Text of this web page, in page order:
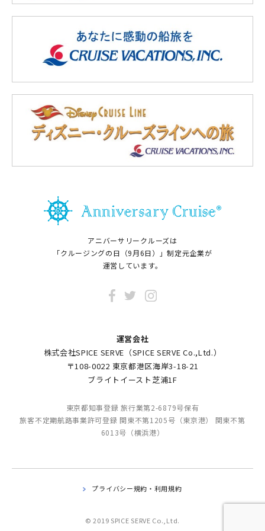
アニバーサリークルーズは
「クルージングの日（9月6日）」制定元企業が
運営しています。
運営会社
株式会社SPICE SERVE（SPICE SERVE Co.,Ltd.）
〒108-0022 東京都港区海岸3-18-21
ブライトイースト芝浦1F
東京都知事登録 旅行業第2-6879号保有
旅客不定期航路事業許可登録 関東不第1205号（東京港） 関東不第
6013号（横浜港）
プライバシー規約・利用規約
© 2019 SPICE SERVE Co.,Ltd.